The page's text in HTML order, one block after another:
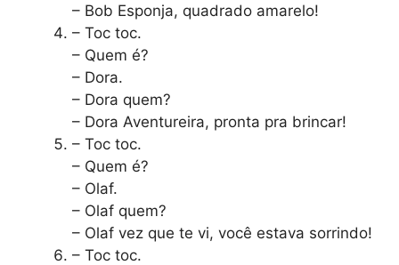
– Bob Esponja, quadrado amarelo!
– Toc toc.
– Quem é?
– Dora.
– Dora quem?
– Dora Aventureira, pronta pra brincar!
– Toc toc.
– Quem é?
– Olaf.
– Olaf quem?
– Olaf vez que te vi, você estava sorrindo!
– Toc toc.